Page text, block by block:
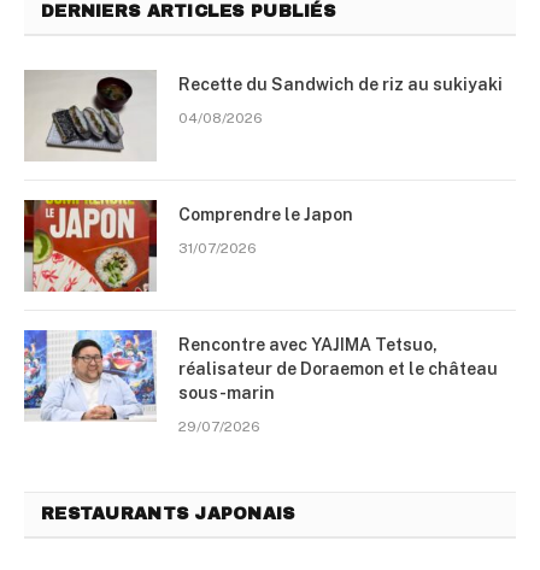
DERNIERS ARTICLES PUBLIÉS
Recette du Sandwich de riz au sukiyaki
04/08/2026
Comprendre le Japon
31/07/2026
Rencontre avec YAJIMA Tetsuo,
réalisateur de Doraemon et le château
sous-marin
29/07/2026
RESTAURANTS JAPONAIS